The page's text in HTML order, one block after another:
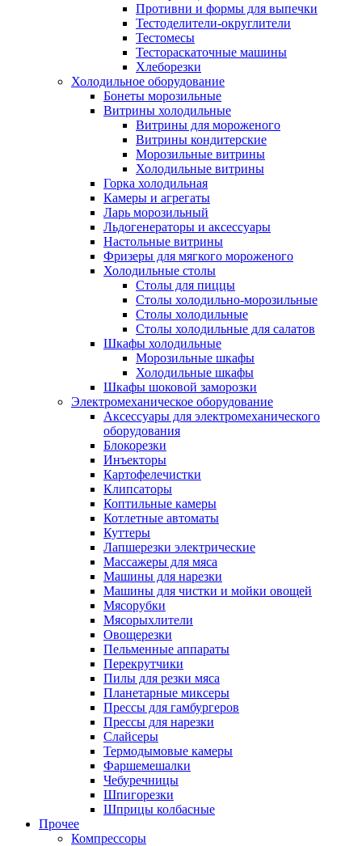
Противни и формы для выпечки
Тестоделители-округлители
Тестомесы
Тестораскаточные машины
Хлеборезки
Холодильное оборудование
Бонеты морозильные
Витрины холодильные
Витрины для мороженого
Витрины кондитерские
Морозильные витрины
Холодильные витрины
Горка холодильная
Камеры и агрегаты
Ларь морозильный
Льдогенераторы и аксессуары
Настольные витрины
Фризеры для мягкого мороженого
Холодильные столы
Столы для пиццы
Столы холодильно-морозильные
Столы холодильные
Столы холодильные для салатов
Шкафы холодильные
Mорозильные шкафы
Холодильные шкафы
Шкафы шоковой заморозки
Электромеханическое оборудование
Аксессуары для электромеханического
оборудования
Блокорезки
Инъекторы
Картофелечистки
Клипсаторы
Коптильные камеры
Котлетные автоматы
Куттеры
Лапшерезки электрические
Массажеры для мяса
Машины для нарезки
Машины для чистки и мойки овощей
Мясорубки
Мясорыхлители
Овощерезки
Пельменные аппараты
Перекрутчики
Пилы для резки мяса
Планетарные миксеры
Прессы для гамбургеров
Прессы для нарезки
Слайсеры
Термодымовые камеры
Фаршемешалки
Чебуречницы
Шпигорезки
Шприцы колбасные
Прочее
Компрессоры